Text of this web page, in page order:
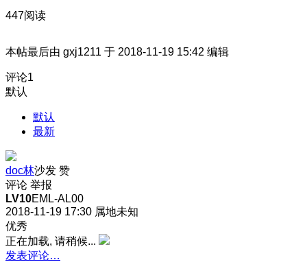
447阅读
本帖最后由 gxj1211 于 2018-11-19 15:42 编辑
评论1
默认
默认
最新
doc林沙发 赞
评论 举报
LV10EML-AL00
2018-11-19 17:30 属地未知
优秀
正在加载, 请稍候...
发表评论…